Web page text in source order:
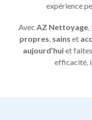
expérience
Avec AZ Nettoyage,
propres sains et
aujourd’huiet faites
efficacité,